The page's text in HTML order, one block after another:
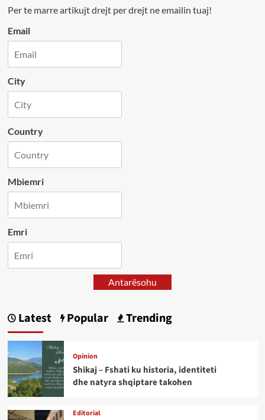
Per te marre artikujt drejt per drejt ne emailin tuaj!
Email
City
Country
Mbiemri
Emri
Antarësohu
Latest Popular Trending
Opinion
Shikaj – Fshati ku historia, identiteti
dhe natyra shqiptare takohen
Editorial